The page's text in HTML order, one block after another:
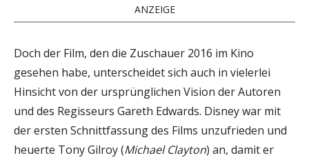
ANZEIGE
Doch der Film, den die Zuschauer 2016 im Kino
gesehen habe, unterscheidet sich auch in vielerlei
Hinsicht von der ursprünglichen Vision der Autoren
und des Regisseurs Gareth Edwards. Disney war mit
der ersten Schnittfassung des Films unzufrieden und
heuerte Tony Gilroy (Michael Clayton) an, damit er